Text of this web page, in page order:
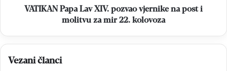
molitvuVATIKAN Papa Lav XIV. pozvao vjernike na post i
molitvu za mir 22. kolovoza
Vezani članci